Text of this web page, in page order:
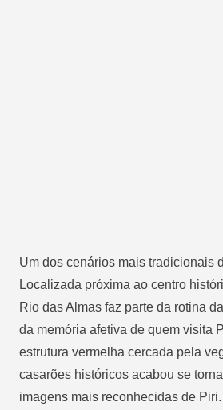
Um dos cenários mais tradicionais
Localizada próxima ao centro
Rio das Almas faz parte da rotina
da memória afetiva de quem visita
estrutura vermelha cercada pela
casarões históricos acabou se
imagens mais reconhecidas de Piri.